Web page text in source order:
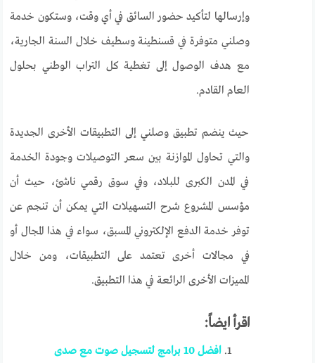
وإرسالها لتأكيد حضور السائق في أي وقت، وستكون خدمة
وصلني متوفرة في قسنطينة وسطيف خلال السنة الجارية،
مع هدف الوصول إلى تغطية كل التراب الوطني بحلول
العام القادم.
حيث ينضم تطبيق وصلني إلى التطبيقات الأخرى الجديدة
والتي تحاول الموازنة بين سعر التوصيلات وجودة الخدمة
في المدن الكبرى للبلاد، وفي سوق رقمي ناشئ، حيث أن
مؤسس المشروع شرح التسهيلات التي يمكن أن تنجم عن
توفر خدمة الدفع الإلكتروني المسبق، سواء في هذا المجال أو
في مجالات أخرى تعتمد على التطبيقات، ومن خلال
المميزات الأخرى الرائعة في هذا التطبيق.
اقرأ ايضاً:
افضل 10 برامج لتسجيل صوت مع صدى